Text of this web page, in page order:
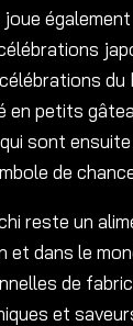
du
en petits
sont
de
reste un
et dans le
de
et